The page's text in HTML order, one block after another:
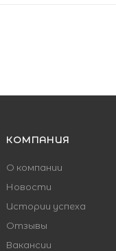
КОМПАНИЯ
О компании
Новости
Истории успеха
Отзывы
Вакансии